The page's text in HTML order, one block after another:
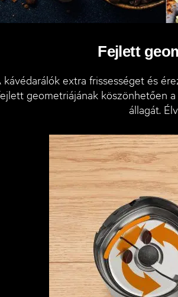
Fejlett
kávédarálók extra frissességet és
geometriájának köszönhetően
állagát.